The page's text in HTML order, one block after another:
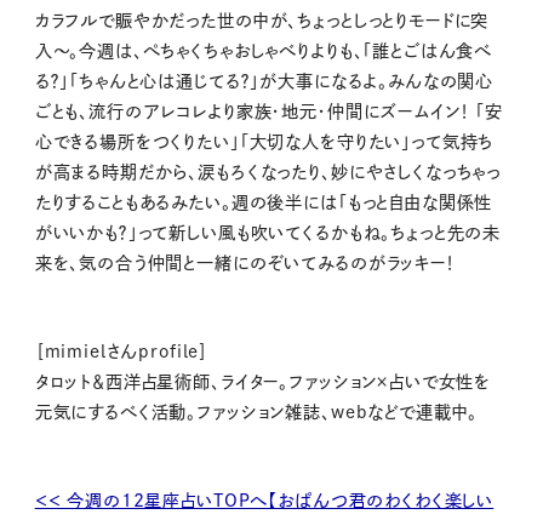
カラフルで賑やかだった世の中が、ちょっとしっとりモードに突
入〜。今週は、ぺちゃくちゃおしゃべりよりも、「誰とごはん食べ
る？」「ちゃんと心は通じてる？」が大事になるよ。みんなの関心
ごとも、流行のアレコレより家族・地元・仲間にズームイン！ 「安
心できる場所をつくりたい」「大切な人を守りたい」って気持ち
が高まる時期だから、涙もろくなったり、妙にやさしくなっちゃっ
たりすることもあるみたい。週の後半には「もっと自由な関係性
がいいかも？」って新しい風も吹いてくるかもね。ちょっと先の未
来を、気の合う仲間と一緒にのぞいてみるのがラッキー！
［mimielさんprofile］
タロット＆西洋占星術師、ライター。ファッション×占いで女性を
元気にするべく活動。ファッション雑誌、webなどで連載中。
＜＜ 今週の12星座占いTOPへ【おぱんつ君のわくわく楽しい